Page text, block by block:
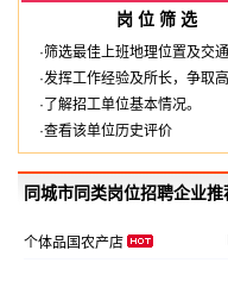
岗 位 筛 选
·筛选最佳上班地理位置及交通
·发挥工作经验及所长，争取高
·了解招工单位基本情况。
·查看该单位历史评价
同城市同类岗位招聘企业推
个体品国农产店